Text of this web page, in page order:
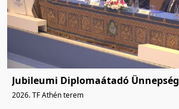
Jubileumi Diplomaátadó Ünnepség
2026. TF Athén terem